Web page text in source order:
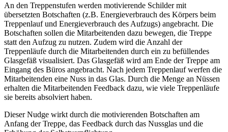
An den Treppenstufen werden motivierende Schilder mit
übersetzten Botschaften (z.B. Energieverbrauch des Körpers beim
Treppenlauf und Energieverbrauch des Aufzugs) angebracht. Die
Botschaften sollen die Mitarbeitenden dazu bewegen, die Treppe
statt den Aufzug zu nutzen. Zudem wird die Anzahl der
Treppenläufe durch die Mitarbeitenden durch ein zu befüllendes
Glasgefäß visualisiert. Das Glasgefäß wird am Ende der Treppe am
Eingang des Büros angebracht. Nach jedem Treppenlauf werfen die
Mitarbeitenden eine Nuss in das Glas. Durch die Menge an Nüssen
erhalten die Mitarbeitenden Feedback dazu, wie viele Treppenläufe
sie bereits absolviert haben.
Dieser Nudge wirkt durch die motivierenden Botschaften am
Anfang der Treppe, das Feedback durch das Nussglas und die